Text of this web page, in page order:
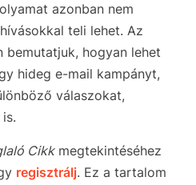
azonban nem
teli lehet. Az
bemutatjuk, hogyan lehet
hideg e-mail kampányt,
válaszokat,
Cikkmegtekintéséhez
regisztrálj. Ez a tartalom